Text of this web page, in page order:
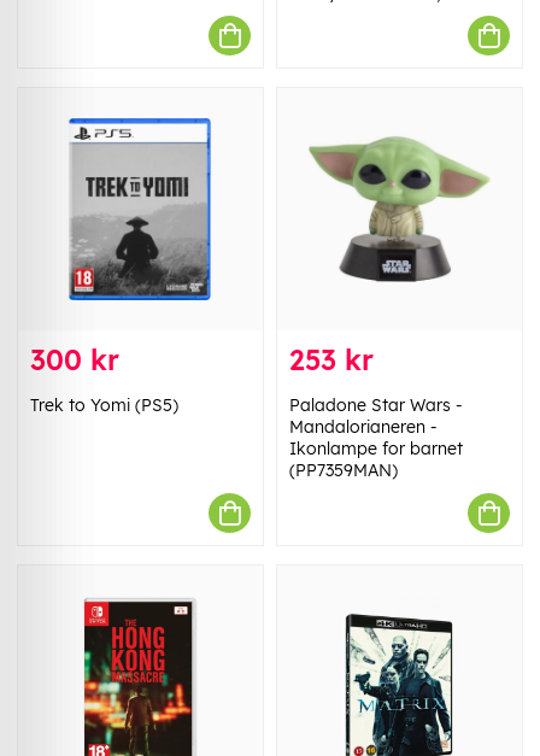
300 kr
Trek to Yomi (PS5)
253 kr
Paladone Star Wars -
Mandalorianeren -
Ikonlampe for barnet
(PP7359MAN)